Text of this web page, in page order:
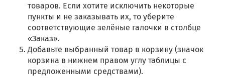
товаров. Если хотите исключить некоторые
пункты и не заказывать их, то уберите
соответствующие зелёные галочки в столбце
«Заказ».
Добавьте выбранный товар в корзину (значок
корзина в нижнем правом углу таблицы с
предложенными средствами).